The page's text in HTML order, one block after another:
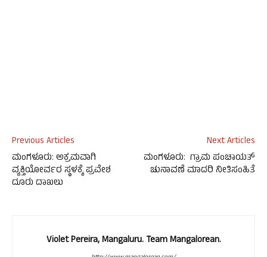
Previous Articles
ಮಂಗಳೂರು: ಅಕ್ರಮವಾಗಿ
ವ್ಯಕ್ತಿಯೋರ್ವರ ಸ್ಥಳಕ್ಕೆ ಪ್ರವೇಶ
ದೂರು ದಾಖಲು
Next Articles
ಮಂಗಳೂರು: ಗ್ರಾಮ ಪಂಚಾಯತ್
ಚುನಾವಣೆ ಮಾದರಿ ನೀತಿಸಂಹಿತೆ
Violet Pereira, Mangaluru. Team Mangalorean.